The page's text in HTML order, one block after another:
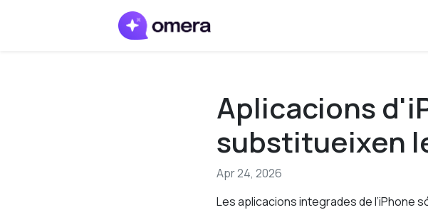
Aplicacions
substitueixen
Apr 24, 2026
Les aplicacions integrades de l’iPhone